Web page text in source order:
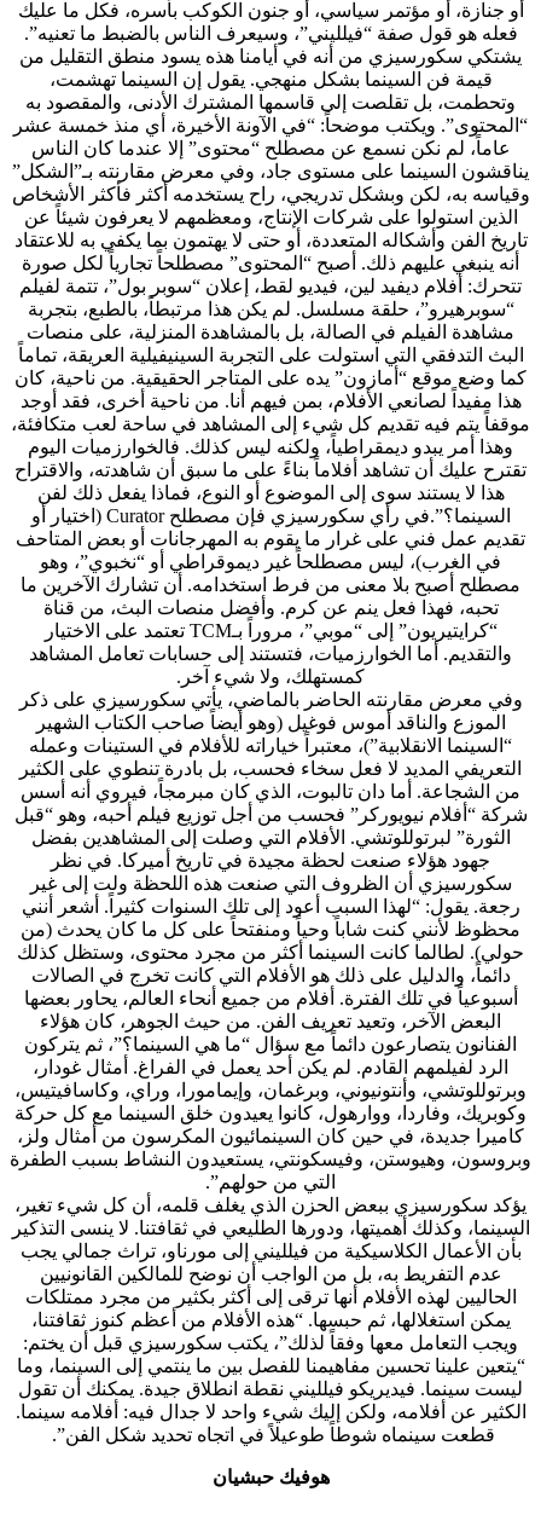
أو جنازة، أو مؤتمر سياسي، أو جنون الكوكب بأسره، فكل ما عليك
فعله هو قول صفة “فيلليني”، وسيعرف الناس بالضبط ما تعنيه”.
يشتكي سكورسيزي من أنه في أيامنا هذه يسود منطق التقليل من
قيمة فن السينما بشكل منهجي. يقول إن السينما تهشمت،
وتحطمت، بل تقلصت إلى قاسمها المشترك الأدنى، والمقصود به
“المحتوى”. ويكتب موضحاً: “في الآونة الأخيرة، أي منذ خمسة عشر
عاماً، لم نكن نسمع عن مصطلح “محتوى” إلا عندما كان الناس
يناقشون السينما على مستوى جاد، وفي معرض مقارنته بـ”الشكل”
وقياسه به، لكن وبشكل تدريجي، راح يستخدمه أكثر فأكثر الأشخاص
الذين استولوا على شركات الإنتاج، ومعظمهم لا يعرفون شيئاً عن
تاريخ الفن وأشكاله المتعددة، أو حتى لا يهتمون بما يكفي به للاعتقاد
أنه ينبغي عليهم ذلك. أصبح “المحتوى” مصطلحاً تجارياً لكل صورة
تتحرك: أفلام ديفيد لين، فيديو لقط، إعلان “سوبر بول”، تتمة لفيلم
“سوبرهيرو”، حلقة مسلسل. لم يكن هذا مرتبطاً، بالطبع، بتجربة
مشاهدة الفيلم في الصالة، بل بالمشاهدة المنزلية، على منصات
البث التدفقي التي استولت على التجربة السينيفيلية العريقة، تماماً
كما وضع موقع “أمازون” يده على المتاجر الحقيقية. من ناحية، كان
هذا مفيداً لصانعي الأفلام، بمن فيهم أنا. من ناحية أخرى، فقد أوجد
موقفاً يتم فيه تقديم كل شيء إلى المشاهد في ساحة لعب متكافئة،
وهذا أمر يبدو ديمقراطياً، ولكنه ليس كذلك. فالخوارزميات اليوم
تقترح عليك أن تشاهد أفلاماً بناءً على ما سبق أن شاهدته، والاقتراح
هذا لا يستند سوى إلى الموضوع أو النوع، فماذا يفعل ذلك لفن
السينما؟”.في رأي سكورسيزي فإن مصطلح Curator (اختيار أو
تقديم عمل فني على غرار ما يقوم به المهرجانات أو بعض المتاحف
في الغرب)، ليس مصطلحاً غير ديموقراطي أو “نخبوي”، وهو
مصطلح أصبح بلا معنى من فرط استخدامه. أن تشارك الآخرين ما
تحبه، فهذا فعل ينم عن كرم. وأفضل منصات البث، من قناة
“كرايتيريون” إلى “موبي”، مروراً بـTCM تعتمد على الاختيار
والتقديم. أما الخوارزميات، فتستند إلى حسابات تعامل المشاهد
كمستهلك، ولا شيء آخر.
وفي معرض مقارنته الحاضر بالماضي، يأتي سكورسيزي على ذكر
الموزع والناقد أموس فوغيل (وهو أيضاً صاحب الكتاب الشهير
“السينما الانقلابية”)، معتبراً خياراته للأفلام في الستينات وعمله
التعريفي المديد لا فعل سخاء فحسب، بل بادرة تنطوي على الكثير
من الشجاعة. أما دان تالبوت، الذي كان مبرمجاً، فيروي أنه أسس
شركة “أفلام نيويوركر” فحسب من أجل توزيع فيلم أحبه، وهو “قبل
الثورة” لبرتوللوتشي. الأفلام التي وصلت إلى المشاهدين بفضل
جهود هؤلاء صنعت لحظة مجيدة في تاريخ أميركا. في نظر
سكورسيزي أن الظروف التي صنعت هذه اللحظة ولت إلى غير
رجعة. يقول: “لهذا السبب أعود إلى تلك السنوات كثيراً. أشعر أنني
محظوظ لأنني كنت شاباً وحياً ومنفتحاً على كل ما كان يحدث (من
حولي). لطالما كانت السينما أكثر من مجرد محتوى، وستظل كذلك
دائماً، والدليل على ذلك هو الأفلام التي كانت تخرج في الصالات
أسبوعياً في تلك الفترة. أفلام من جميع أنحاء العالم، يحاور بعضها
البعض الآخر، وتعيد تعريف الفن. من حيث الجوهر، كان هؤلاء
الفنانون يتصارعون دائماً مع سؤال “ما هي السينما؟”، ثم يتركون
الرد لفيلمهم القادم. لم يكن أحد يعمل في الفراغ. أمثال غودار،
وبرتوللوتشي، وأنتونيوني، وبرغمان، وإيمامورا، وراي، وكاسافيتيس،
وكوبريك، وفاردا، ووارهول، كانوا يعيدون خلق السينما مع كل حركة
كاميرا جديدة، في حين كان السينمائيون المكرسون من أمثال ولز،
وبروسون، وهيوستن، وفيسكونتي، يستعيدون النشاط بسبب الطفرة
التي من حولهم”.
يؤكد سكورسيزي ببعض الحزن الذي يغلف قلمه، أن كل شيء تغير،
السينما، وكذلك أهميتها، ودورها الطليعي في ثقافتنا. لا ينسى التذكير
بأن الأعمال الكلاسيكية من فيلليني إلى مورناو، تراث جمالي يجب
عدم التفريط به، بل من الواجب أن نوضح للمالكين القانونيين
الحاليين لهذه الأفلام أنها ترقى إلى أكثر بكثير من مجرد ممتلكات
يمكن استغلالها، ثم حبسها. “هذه الأفلام من أعظم كنوز ثقافتنا،
ويجب التعامل معها وفقاً لذلك”، يكتب سكورسيزي قبل أن يختم:
“يتعين علينا تحسين مفاهيمنا للفصل بين ما ينتمي إلى السينما، وما
ليست سينما. فيديريكو فيلليني نقطة انطلاق جيدة. يمكنك أن تقول
الكثير عن أفلامه، ولكن إليك شيء واحد لا جدال فيه: أفلامه سينما.
قطعت سينماه شوطاً طوعيلاً في اتجاه تحديد شكل الفن”.
هوفيك حبشيان